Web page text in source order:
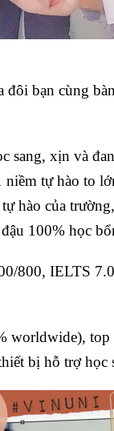
bạn cùng
sang, xịn và
tự hào to
hào của
100% học
800, IELTS
worldwide),
bị hỗ trợ học